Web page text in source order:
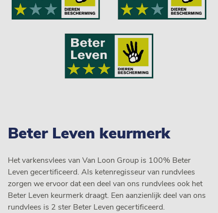
Beter Leven keurmerk
Het varkensvlees van Van Loon Group is 100% Beter
Leven gecertificeerd. Als ketenregisseur van rundvlees
zorgen we ervoor dat een deel van ons rundvlees ook het
Beter Leven keurmerk draagt. Een aanzienlijk deel van ons
rundvlees is 2 ster Beter Leven gecertificeerd.